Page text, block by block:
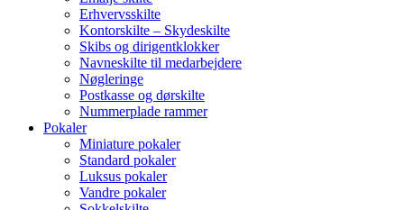
Erhvervsskilte
Kontorskilte – Skydeskilte
Skibs og dirigentklokker
Navneskilte til medarbejdere
Nøgleringe
Postkasse og dørskilte
Nummerplade rammer
Pokaler
Miniature pokaler
Standard pokaler
Luksus pokaler
Vandre pokaler